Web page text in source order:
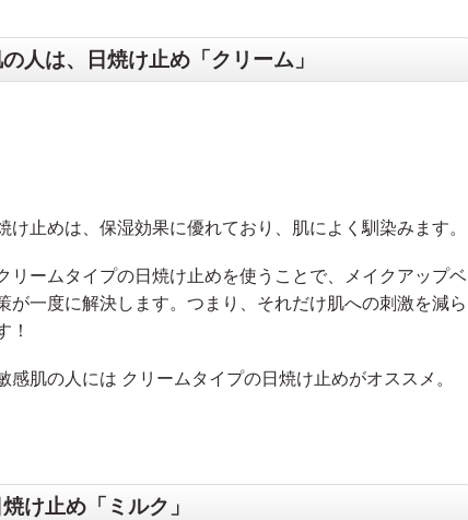
人は、日焼け止め「クリーム」
け止めは、保湿効果に優れており、肌によく馴染みます。
リームタイプの日焼け止めを使うことで、メイクアップベ
が一度に解決します。つまり、それだけ肌への刺激を減ら
！
感肌の人には クリームタイプの日焼け止めがオススメ。
け止め「ミルク」